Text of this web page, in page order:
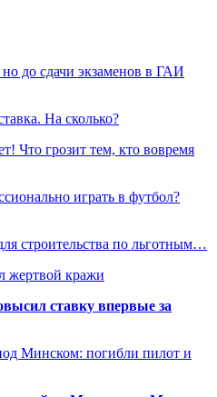
до сдачи экзаменов в ГАИ
На сколько?
Что грозит тем, кто вовремя
играть в футбол?
строительства по льготным…
жертвой кражи
ставку впервые за
Минском: погибли пилот и